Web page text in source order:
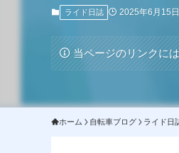
ライド日誌 2025年6月15日
当ページのリンクに
ホーム 自転車ブログ ライド日